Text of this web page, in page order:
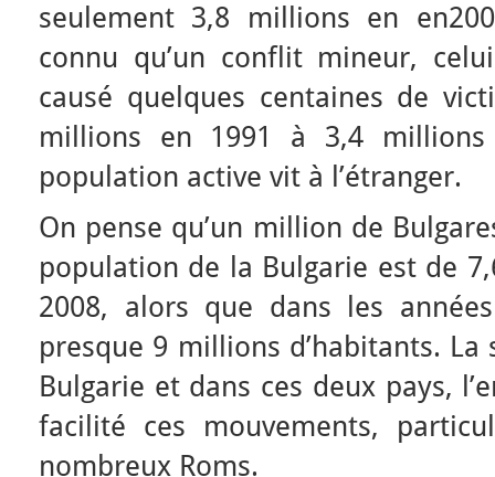
seulement 3,8 millions en
connu qu’un conflit mineur,
causé quelques centaines de
millions en 1991 à 3,4
population active vit à l’étranger.
On pense qu’un million de
population de la Bulgarie est de
2008, alors que dans les
presque 9 millions d’habitants.
Bulgarie et dans ces deux pays,
facilité ces mouvements,
nombreux Roms.